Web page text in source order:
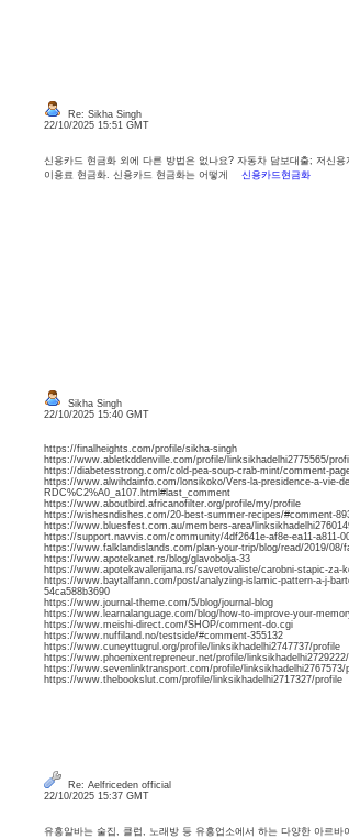
Re: Sikha Singh
22/10/2025 15:51 GMT
신용카드 현금화 외에 다른 방법은 없나요? 자동차 담보대출; 저신
이용료 현금화. 신용카드 현금화는 어떻게 신용카드현금화
Sikha Singh
22/10/2025 15:40 GMT
https://finalheights.com/profile/sikha-singh
https://www.abletkddenville.com/profile/linksikhadelhi2775565/
https://diabetesstrong.com/cold-pea-soup-crab-mint/comment-
https://www.alwihdainfo.com/lonsikoko/Vers-la-presidence-a-vie-
RDC%C2%A0_a107.html#last_comment
https://www.aboutbird.africanofilter.org/profile/my/profile
https://wishesndishes.com/20-best-summer-recipes/#comment-
https://www.bluesfest.com.au/members-area/
https://support.navvis.com/community/4df2641e-af8e-ea11-a811-
https://www.falklandislands.com/plan-your-trip/blog/read/2019/08/
https://www.apotekanet.rs/blog/glavobolja-33
https://www.apotekavalerijana.rs/savetovaliste/carobni-stapic-za-
https://www.baytalfann.com/post/analyzing-islamic-pattern-a-j-
54ca588b3690
https://www.journal-theme.com/5/blog/journal-blog
https://www.learnalanguage.com/blog/how-to-improve-your-
https://www.meishi-direct.com/SHOP/comment-do.cgi
https://www.nuffiland.no/testside/#comment-355132
https://www.cuneyttugrul.org/profile/linksikhadelhi2747737/profile
https://www.phoenixentrepreneur.net/profile/
https://www.sevenlinktransport.com/profile/linksikhadelhi2767573/
https://www.thebookslut.com/profile/linksikhadelhi2717327/profile
Re: Aelfriceden official
22/10/2025 15:37 GMT
유흥알바는 술집, 클럽, 노래방 등 유흥업소에서 하는 다양한 아르